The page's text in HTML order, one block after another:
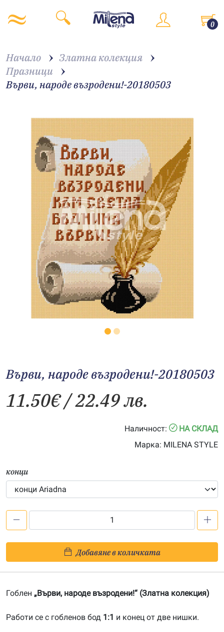
0
Начало
Златна колекция
Празници
Върви, народе възродени!-20180503
Върви, народе възродени!-20180503
11.50€/ 22.49 лв.
Наличност:
НА СКЛАД
Марка: MILENA STYLE
конци
народе
възродени!-20180503
Добавяне в количката
Гоблен „Върви, народе възродени!“ (Златна колекция)
Работи се с гобленов бод 1:1 и конец от две нишки.